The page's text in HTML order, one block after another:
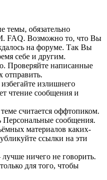
темы, обязательно
FAQ. Возможно то, что Вы
на форуме. Так Вы
себе и другим.
Проверяйте написанные
отправить.
излишнего
чтение сообщения и
считается оффтопиком.
Персональные сообщения.
материалов каких-
ссылки на эти
ничего не говорить.
для того, чтобы